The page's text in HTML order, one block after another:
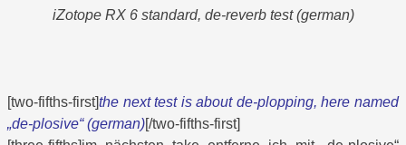
iZotope RX 6 standard, de-reverb test (german)
[two-fifths-first]the next test is about de-plopping, here named
„de-plosive“ (german) [/two-fifths-first]